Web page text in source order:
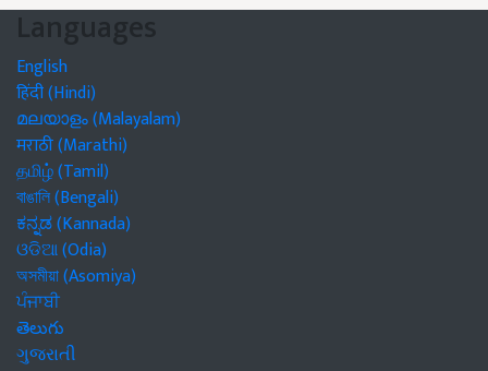
Languages
English
हिंदी (Hindi)
മലയാളം (Malayalam)
मराठी (Marathi)
தமிழ் (Tamil)
বাঙালি (Bengali)
ಕನ್ನಡ (Kannada)
ଓଡିଆ (Odia)
অসমীয়া (Asomiya)
ਪੰਜਾਬੀ
తెలుగు
ગુજરાતી